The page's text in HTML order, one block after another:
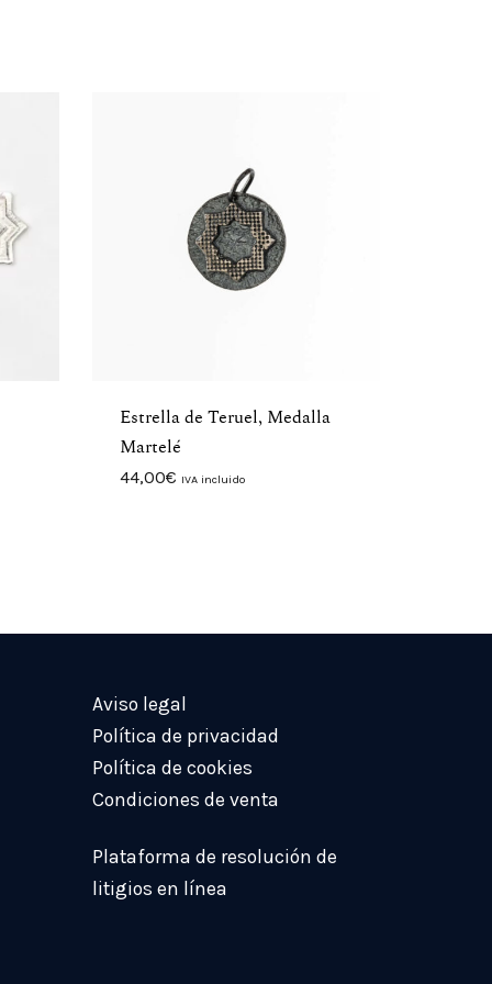
Estrella de Teruel, Medalla
Martelé
44,00€ IVA incluido
Aviso legal
Política de privacidad
Política de cookies
Condiciones de venta
Plataforma de resolución de
litigios en línea